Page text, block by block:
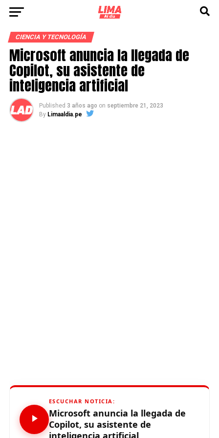
CIENCIA Y TECNOLOGÍA
Microsoft anuncia la llegada de
Copilot, su asistente de
inteligencia artificial
Published 3 años ago on septiembre 21, 2023
By Limaaldia.pe
ESCUCHAR NOTICIA:
Microsoft anuncia la llegada de
Copilot, su asistente de
inteligencia artificial